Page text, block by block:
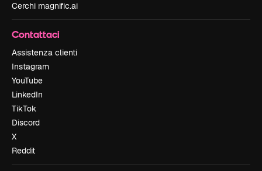
Cerchi magnific.ai
Contattaci
Assistenza clienti
Instagram
YouTube
LinkedIn
TikTok
Discord
X
Reddit